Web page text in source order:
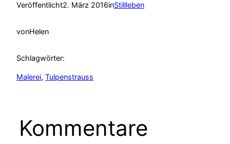
Veröffentlicht2. März 2016inStillleben
vonHelen
Schlagwörter:
Malerei, Tulpenstrauss
Kommentare